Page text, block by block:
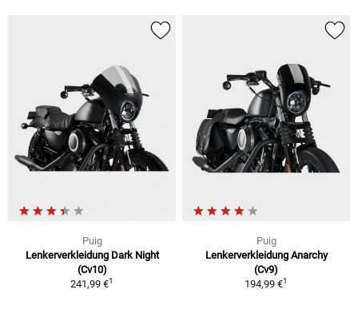
Puig
Lenkerverkleidung Dark Night
(Cv10)
241,99 €1
Puig
Lenkerverkleidung Anarchy
(Cv9)
194,99 €1